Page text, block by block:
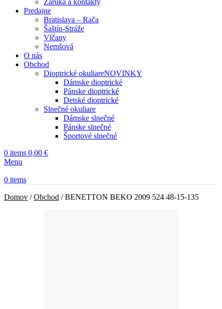
Záruka a kontakty
Predajne
Bratislava – Rača
Šaštín-Stráže
Vlčany
Nemšová
O nás
Obchod
Dioptrické okuliareNOVINKY
Dámske dioptrické
Pánske dioptrické
Detské dioptrické
Slnečné okuliare
Dámske slnečné
Pánske slnečné
Športové slnečné
0 items 0,00 €
Menu
0 items
Domov /Obchod /BENETTON BEKO 2009 524 48-15-135